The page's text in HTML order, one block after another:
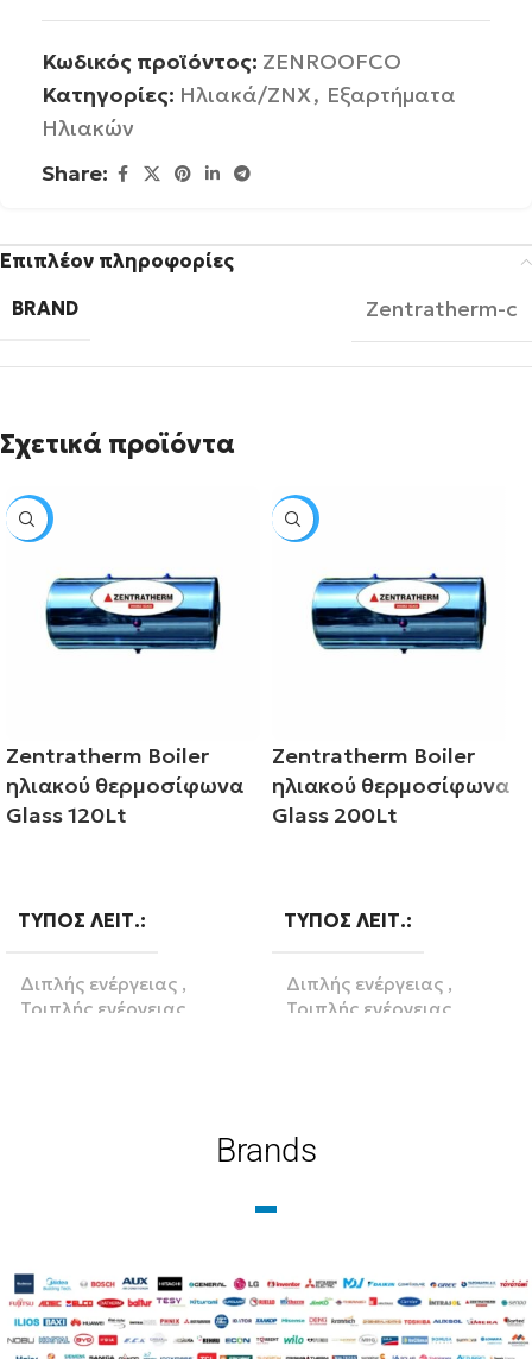
Κωδικός προϊόντος: ZENROOFCO
Κατηγορίες: Ηλιακά/ΖΝΧ, Εξαρτήματα
Ηλιακών
Share:
Επιπλέον πληροφορίες
BRAND
Zentratherm-c
Σχετικά προϊόντα
SALE
Zentratherm Boiler
ηλιακού θερμοσίφωνα
Glass 120Lt
ΤΎΠΟΣ ΛΕΙΤ.
Διπλής ενέργειας ,
Τριπλής ενέργειας
ΥΛΙΚΌ Glass
SALE
Zentratherm Boiler
ηλιακού θερμοσίφωνα
Glass 200Lt
ΤΎΠΟΣ ΛΕΙΤ.
Διπλής ενέργειας ,
Τριπλής ενέργειας
BRAND
ΥΛΙΚΌ Glass
Brands